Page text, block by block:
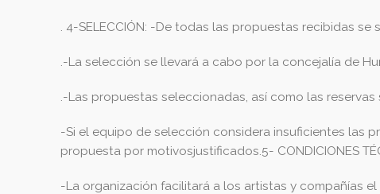
. 4-SELECCIÓN: -De todas las propuestas recibidas
.-La selección se llevará a cabo por la concejalía de
.-Las propuestas seleccionadas, así como las
-Si el equipo de selección considera insuficientes las
propuesta por motivosjustificados.5- CONDICIONES
-La organización facilitará a los artistas y compañías